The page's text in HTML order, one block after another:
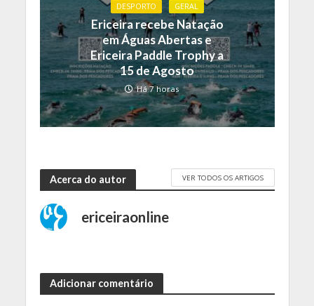
DESPORTO GERAL
Ericeira recebe Natação
em Águas Abertas e
Ericeira Paddle Trophy a
15 de Agosto
Há 7 horas
Acerca do autor VER TODOS OS ARTIGOS
ericeiraonline
Adicionar comentário